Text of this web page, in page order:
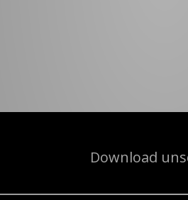
Download